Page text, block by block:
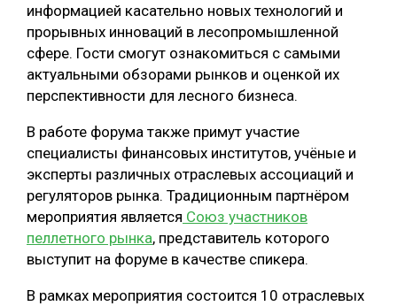
информацией касательно новых технологий и
прорывных инноваций в лесопромышленной
сфере. Гости смогут ознакомиться с самыми
актуальными обзорами рынков и оценкой их
перспективности для лесного бизнеса.
В работе форума также примут участие
специалисты финансовых институтов, учёные и
эксперты различных отраслевых ассоциаций и
регуляторов рынка. Традиционным партнёром
мероприятия является Союз участников
пеллетного рынка, представитель которого
выступит на форуме в качестве спикера.
В рамках мероприятия состоится 10 отраслевых